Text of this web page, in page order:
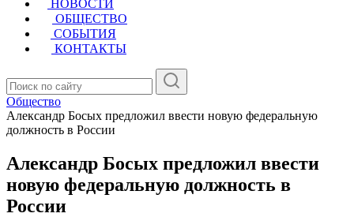
НОВОСТИ
ОБЩЕСТВО
СОБЫТИЯ
КОНТАКТЫ
Общество
Александр Босых предложил ввести новую федеральную
должность в России
Александр Босых предложил ввести
новую федеральную должность в
России